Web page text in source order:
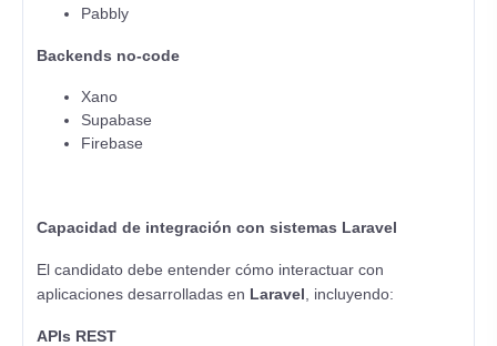
Pabbly
Backends no-code
Xano
Supabase
Firebase
Capacidad de integración con sistemas Laravel
El candidato debe entender cómo interactuar con
aplicaciones desarrolladas en Laravel , incluyendo:
APIs REST